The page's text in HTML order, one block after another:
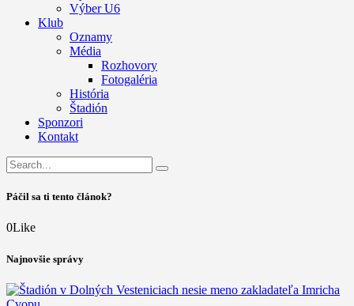
Výber U6
Klub
Oznamy
Média
Rozhovory
Fotogaléria
História
Štadión
Sponzori
Kontakt
Páčil sa ti tento článok?
0Like
Najnovšie správy